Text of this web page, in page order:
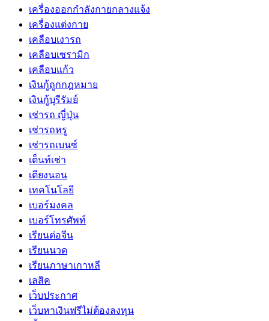
เครื่องออกกำลังกายกลางแจ้ง
เครื่องแต่งกาย
เคลือบเงารถ
เคลือบเซรามิก
เคลือบแก้ว
เงินกู้ถูกกฎหมาย
เงินกู้บุรีรัมย์
เช่ารถ ญี่ปุ่น
เช่ารถหรู
เช่ารถเบนซ์
เต็นท์เช่า
เตียงนอน
เทคโนโลยี
เบอร์มงคล
เบอร์โทรศัพท์
เรียนต่อจีน
เรียนนวด
เรียนภาษาเกาหลี
เลสิค
เว็บประกาศ
เว็บหาเงินฟรีไม่ต้องลงทุน